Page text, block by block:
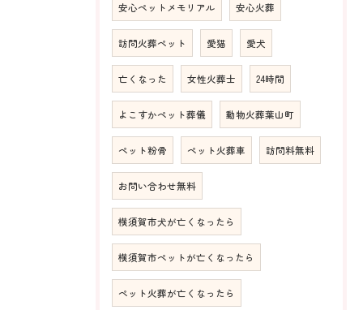
安心ペットメモリアル 安心火葬
訪問火葬ペット 愛猫 愛犬
亡くなった 女性火葬士 24時間
よこすかペット葬儀 動物火葬葉山町
ペット粉骨 ペット火葬車 訪問料無料
お問い合わせ無料
横須賀市犬が亡くなったら
横須賀市ペットが亡くなったら
ペット火葬が亡くなったら